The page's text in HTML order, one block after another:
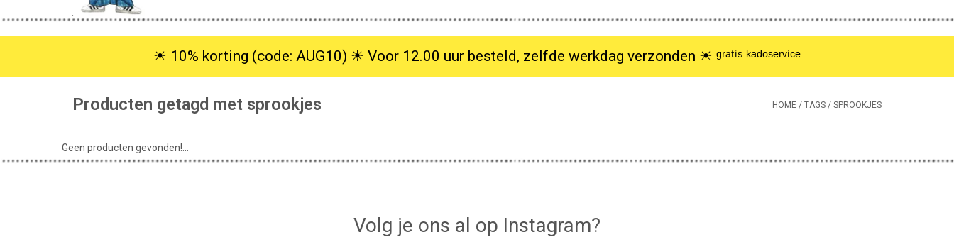
☀︎ 10% korting (code: AUG10) ☀︎ Voor 12.00 uur besteld, zelfde werkdag verzonden ☀︎ ᵍʳᵃᵗⁱˢ ᵏᵃᵈᵒˢᵉʳᵛⁱᶜᵉ
Producten getagd met sprookjes HOME / TAGS / SPROOKJES
Geen producten gevonden!...
Volg je ons al op Instagram?